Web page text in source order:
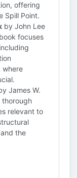
offering
Spill Point.
by John Lee
focuses
where
James W.
thorough
relevant to
the